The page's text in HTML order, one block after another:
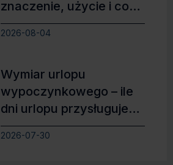
znaczenie, użycie i co
zamiast
2026-08-04
Wymiar urlopu
wypoczynkowego – ile
dni urlopu przysługuje
pracownikowi?
2026-07-30